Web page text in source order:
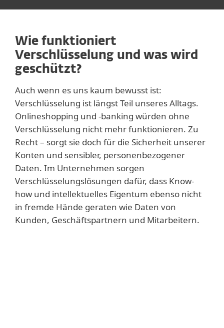
Wie funktioniert
Verschlüsselung und was wird
geschützt?
Auch wenn es uns kaum bewusst ist:
Verschlüsselung ist längst Teil unseres Alltags.
Onlineshopping und -banking würden ohne
Verschlüsselung nicht mehr funktionieren. Zu
Recht – sorgt sie doch für die Sicherheit unserer
Konten und sensibler, personenbezogener
Daten. Im Unternehmen sorgen
Verschlüsselungslösungen dafür, dass Know-
how und intellektuelles Eigentum ebenso nicht
in fremde Hände geraten wie Daten von
Kunden, Geschäftspartnern und Mitarbeitern.